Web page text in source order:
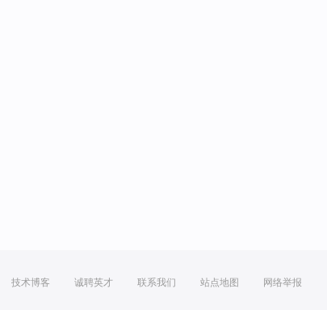
技术博客 诚聘英才 联系我们 站点地图 网络举报